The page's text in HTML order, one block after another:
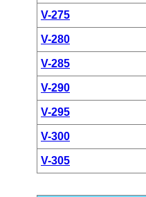
V-275
V-280
V-285
V-290
V-295
V-300
V-305